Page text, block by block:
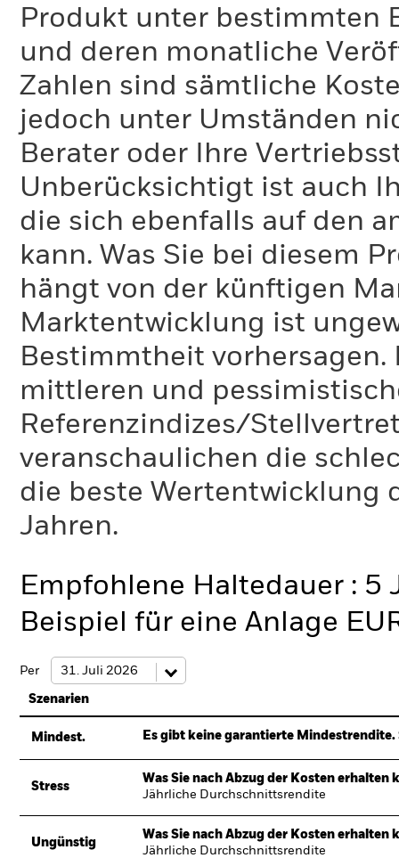
Produkt unter bestimmten
und deren monatliche
Zahlen sind sämtliche
jedoch unter Umständen
Berater oder Ihre
Unberücksichtigt ist auch
die sich ebenfalls auf den
kann. Was Sie bei diesem
hängt von der künftigen
Marktentwicklung ist
Bestimmtheit
mittleren und
Referenzindizes/
veranschaulichen die
die beste Wertentwicklung
Jahren.
Empfohlene Haltedauer : 5
Beispiel für eine Anlage
Per
Szenarien
Mindest. Es gibt keine garantierte
Stress
Was Sie nach Abzug der Kosten erhalten
Jährliche Durchschnittsrendite
Ungünstig
Was Sie nach Abzug der Kosten erhalten
Jährliche Durchschnittsrendite